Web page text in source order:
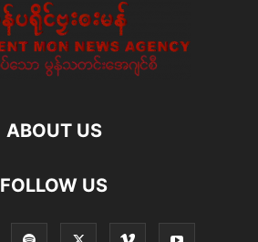
ABOUT US
FOLLOW US